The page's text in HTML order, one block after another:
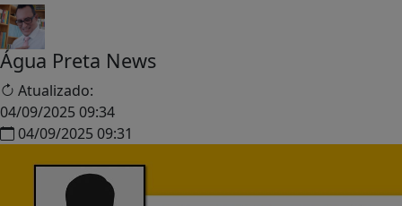
Água Preta News
Atualizado:
04/09/2025 09:34
04/09/2025 09:31